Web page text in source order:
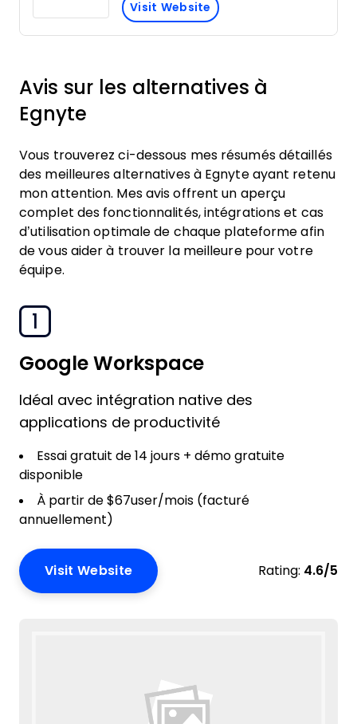
Visit Website
Avis sur les alternatives à
Egnyte
Vous trouverez ci-dessous mes résumés détaillés
des meilleures alternatives à Egnyte ayant retenu
mon attention. Mes avis offrent un aperçu
complet des fonctionnalités, intégrations et cas
d’utilisation optimale de chaque plateforme afin
de vous aider à trouver la meilleure pour votre
équipe.
1
Google Workspace
Idéal avec intégration native des
applications de productivité
Essai gratuit de 14 jours + démo gratuite
disponible
À partir de $67user/mois (facturé
annuellement)
Visit Website Rating: 4.6/5